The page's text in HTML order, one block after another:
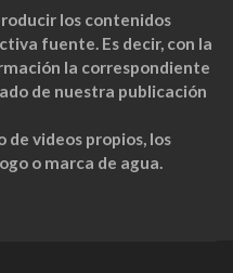
los contenidos
fuente. Es decir, con la
la correspondiente
de nuestra publicación
de videos propios, los
o marca de agua.